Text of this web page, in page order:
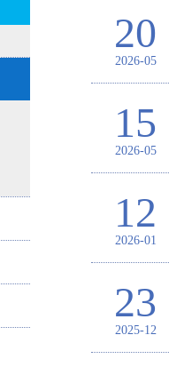
20
2026-05
15
2026-05
12
2026-01
23
2025-12